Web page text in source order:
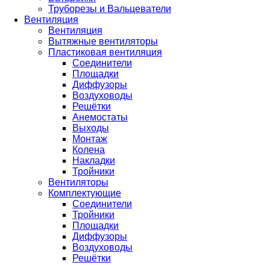
Труборезы и Вальцеватели
Вентиляция
Вентиляция
Вытяжные вентиляторы
Пластиковая вентиляция
Соединители
Площадки
Диффузоры
Воздуховоды
Решётки
Анемостаты
Выходы
Монтаж
Колена
Накладки
Тройники
Вентиляторы
Комплектующие
Соединители
Тройники
Площадки
Диффузоры
Воздуховоды
Решётки